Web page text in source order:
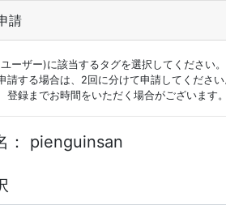
請
ーザー)に該当するタグを選択してください。
請する場合は、2回に分けて申請してください
登録までお時間をいただく場合がございます。
： pienguinsan